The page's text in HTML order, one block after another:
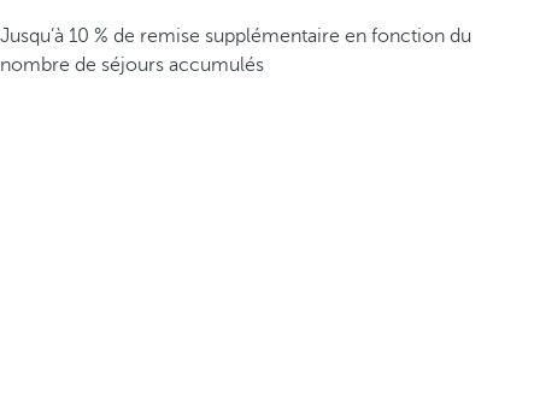
Jusqu’à 10 % de remise supplémentaire en fonction du
nombre de séjours accumulés